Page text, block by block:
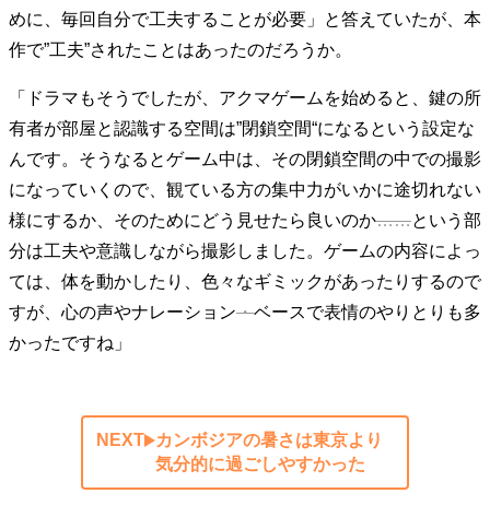
めに、毎回自分で工夫することが必要」と答えていたが、本
作で”工夫”されたことはあったのだろうか。
「ドラマもそうでしたが、アクマゲームを始めると、鍵の所
有者が部屋と認識する空間は”閉鎖空間“になるという設定な
んです。そうなるとゲーム中は、その閉鎖空間の中での撮影
になっていくので、観ている方の集中力がいかに途切れない
様にするか、そのためにどう見せたら良いのか……という部
分は工夫や意識しながら撮影しました。ゲームの内容によっ
ては、体を動かしたり、色々なギミックがあったりするので
すが、心の声やナレーション・ベースで表情のやりとりも多
かったですね」
NEXT
カンボジアの暑さは東京より
気分的に過ごしやすかった